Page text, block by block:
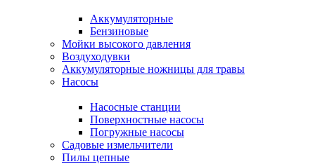
Аккумуляторные
Бензиновые
Мойки высокого давления
Воздуходувки
Аккумуляторные ножницы для травы
Насосы
Насосные станции
Поверхностные насосы
Погружные насосы
Садовые измельчители
Пилы цепные